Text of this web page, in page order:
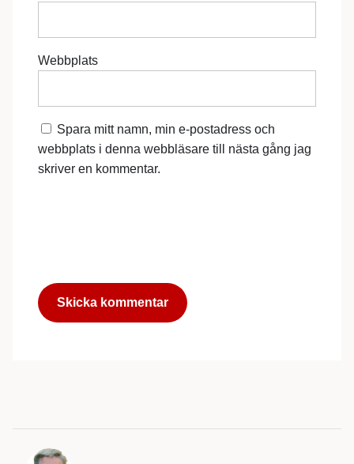
Webbplats
Spara mitt namn, min e-postadress och
webbplats i denna webbläsare till nästa gång jag
skriver en kommentar.